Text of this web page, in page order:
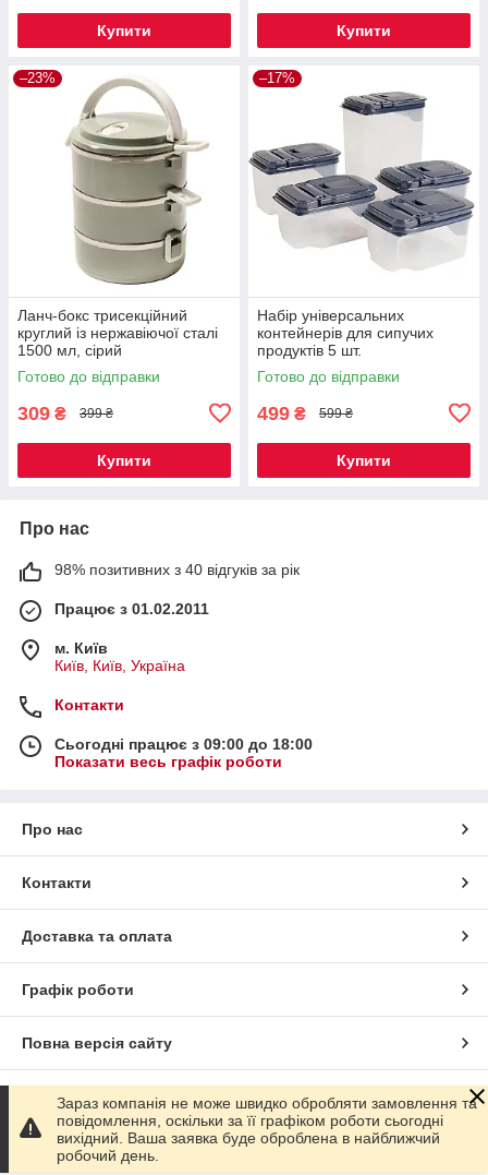
Купити Купити
–23%
Ланч-бокс трисекційний
круглий із нержавіючої сталі
1500 мл, сірий
Готово до відправки
309 ₴ 399 ₴
Купити
–17%
Набір універсальних
контейнерів для сипучих
продуктів 5 шт.
Готово до відправки
499 ₴ 599 ₴
Купити
Про нас
98% позитивних з 40 відгуків за рік
Працює з 01.02.2011
м. Київ
Київ, Київ, Україна
Контакти
Сьогодні працює з 09:00 до 18:00
Показати весь графік роботи
Про нас
Контакти
Доставка та оплата
Графік роботи
Повна версія сайту
Сайт створено на маркетплейсі Prom.ua
Політика конфіденційності
Зараз компанія не може швидко обробляти замовлення та
повідомлення, оскільки за її графіком роботи сьогодні
вихідний. Ваша заявка буде оброблена в найближчий
робочий день.